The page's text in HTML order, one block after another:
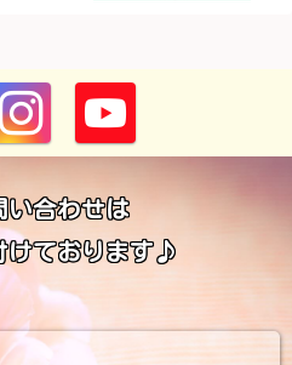
い合わせは
けております♪